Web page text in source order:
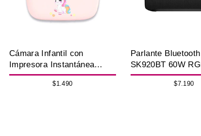
Cámara Infantil con
Impresora Instantánea
AM300 Full HD
$1.490
Parlante
SK920BT 60W
Portátil
$7.190